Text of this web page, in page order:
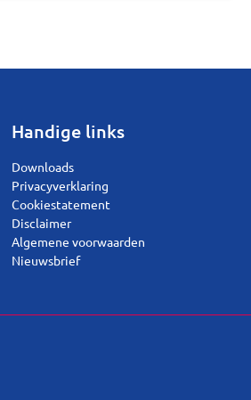
Handige links
Downloads
Privacyverklaring
Cookiestatement
Disclaimer
Algemene voorwaarden
Nieuwsbrief